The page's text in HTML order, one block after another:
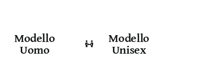
Modello
Uomo
Modello
Unisex